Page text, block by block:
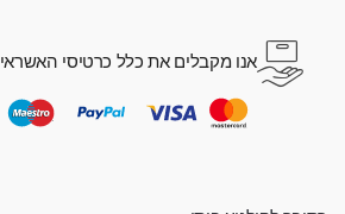
אנו מקבלים את כלל כרטיסי האשראי